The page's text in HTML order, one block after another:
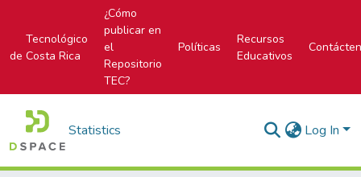
Tecnológico
de Costa Rica
¿Cómo
publicar en
el
Repositorio
TEC?
Políticas
Recursos
Educativos
Statistics Log In